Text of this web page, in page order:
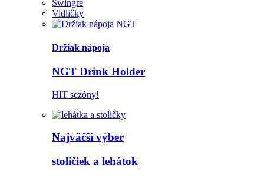
Swingre
Vidličky
Držiak nápoja
NGT Drink Holder
HIT sezóny!
Najväčší výber
stoličiek a lehátok